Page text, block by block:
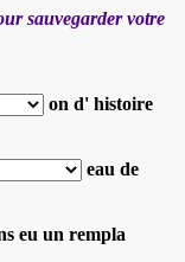
sauvegarder votre
on d' histoire
eau de
eu un rempla